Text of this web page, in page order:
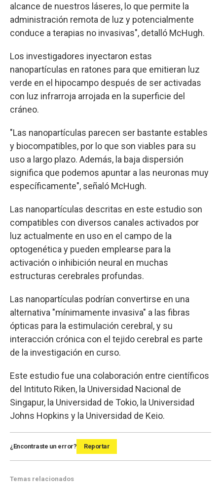
alcance de nuestros láseres, lo que permite la
administración remota de luz y potencialmente
conduce a terapias no invasivas", detalló McHugh.
Los investigadores inyectaron estas
nanopartículas en ratones para que emitieran luz
verde en el hipocampo después de ser activadas
con luz infrarroja arrojada en la superficie del
cráneo.
"Las nanopartículas parecen ser bastante estables
y biocompatibles, por lo que son viables para su
uso a largo plazo. Además, la baja dispersión
significa que podemos apuntar a las neuronas muy
específicamente", señaló McHugh.
Las nanopartículas descritas en este estudio son
compatibles con diversos canales activados por
luz actualmente en uso en el campo de la
optogenética y pueden emplearse para la
activación o inhibición neural en muchas
estructuras cerebrales profundas.
Las nanopartículas podrían convertirse en una
alternativa "mínimamente invasiva" a las fibras
ópticas para la estimulación cerebral, y su
interacción crónica con el tejido cerebral es parte
de la investigación en curso.
Este estudio fue una colaboración entre científicos
del Intituto Riken, la Universidad Nacional de
Singapur, la Universidad de Tokio, la Universidad
Johns Hopkins y la Universidad de Keio.
¿Encontraste un error? Reportar
Temas relacionados